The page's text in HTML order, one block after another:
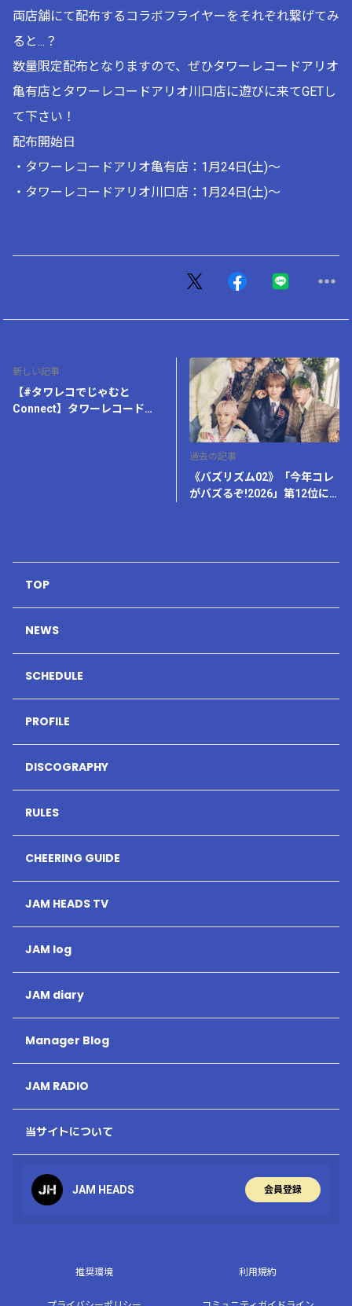
両店舗にて配布するコラボフライヤーをそれぞれ繋げてみ
ると...？
数量限定配布となりますので、ぜひタワーレコードアリオ
亀有店とタワーレコードアリオ川口店に遊びに来てGETし
て下さい！
配布開始日
・タワーレコードアリオ亀有店：1月24日(土)～
・タワーレコードアリオ川口店：1月24日(土)～
新しい記事
【#タワレコでじゃむと
Connect】タワーレコード鈴
過去の記事
《バズリズム02》「今年コレ
がバズるぞ!2026」第12位に
TOP
NEWS
SCHEDULE
PROFILE
DISCOGRAPHY
RULES
CHEERING GUIDE
JAM HEADS TV
JAM log
JAM diary
Manager Blog
JAM RADIO
当サイトについて
JAM HEADS 会員登録
推奨環境 利用規約